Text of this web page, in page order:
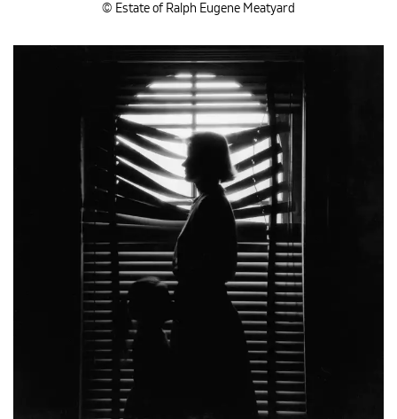
© Estate of Ralph Eugene Meatyard